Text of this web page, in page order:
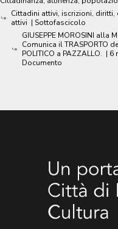
Cittadini attivi, iscrizioni,
attivi | Sottofascicolo
GIUSEPPE MOROSINI alla
Comunica il TRASPORTO
POLITICO a PAZZALLO. | 6
Documento